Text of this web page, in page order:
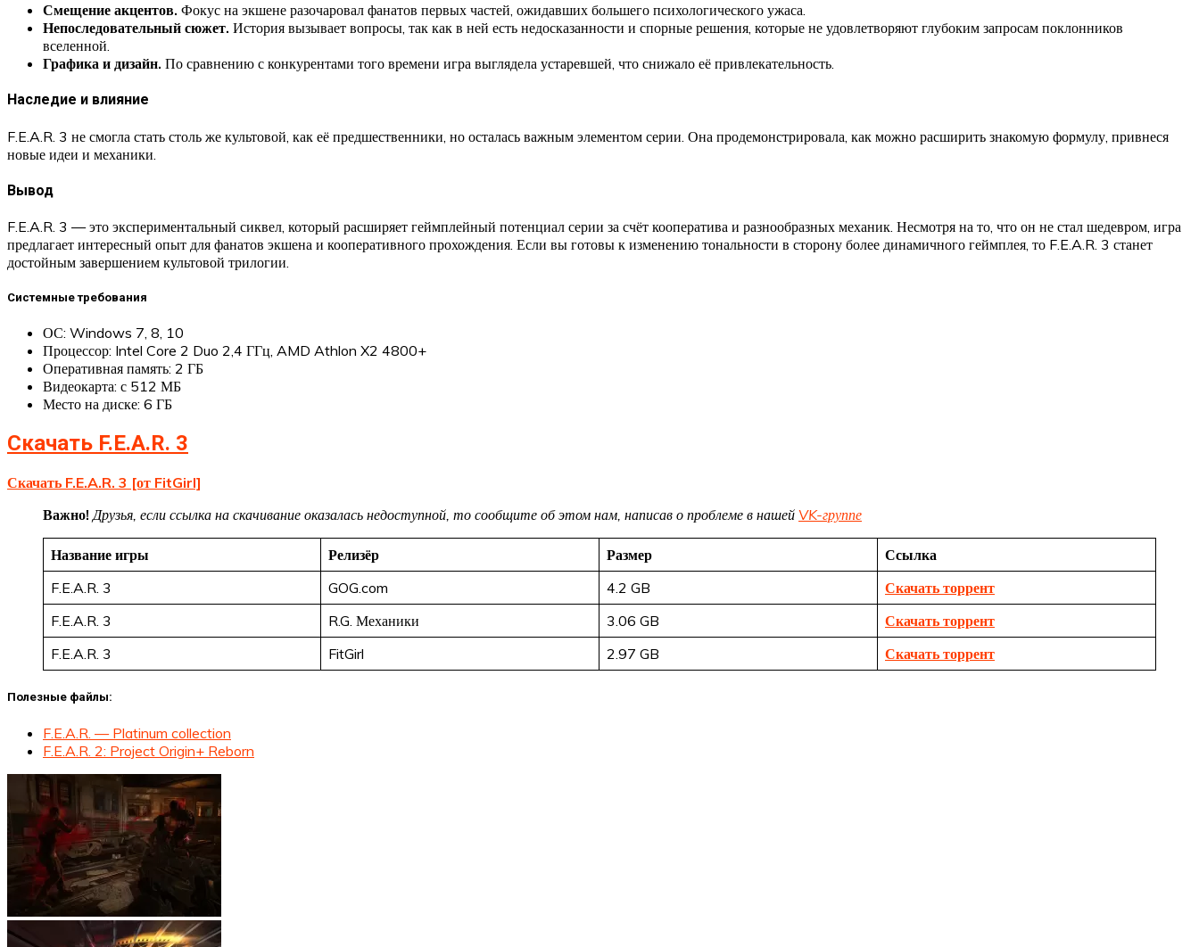
Смещение акцентов. Фокус на экшене разочаровал фанатов первых частей, ожидавших большего психологического ужаса.
Непоследовательный сюжет. История вызывает вопросы, так как в ней есть недосказанности и спорные решения, которые не удовлетворяют глубоким запросам поклонников
вселенной.
Графика и дизайн. По сравнению с конкурентами того времени игра выглядела устаревшей, что снижало её привлекательность.
Наследие и влияние
F.E.A.R. 3 не смогла стать столь же культовой, как её предшественники, но осталась важным элементом серии. Она продемонстрировала, как можно расширить знакомую формулу, привнеся
новые идеи и механики.
Вывод
F.E.A.R. 3 — это экспериментальный сиквел, который расширяет геймплейный потенциал серии за счёт кооператива и разнообразных механик. Несмотря на то, что он не стал шедевром, игра
предлагает интересный опыт для фанатов экшена и кооперативного прохождения. Если вы готовы к изменению тональности в сторону более динамичного геймплея, то F.E.A.R. 3 станет
достойным завершением культовой трилогии.
Системные требования
ОС: Windows 7, 8, 10
Процессор: Intel Core 2 Duo 2,4 ГГц, AMD Athlon X2 4800+
Оперативная память: 2 ГБ
Видеокарта: с 512 МБ
Место на диске: 6 ГБ
Скачать F.E.A.R. 3
Скачать F.E.A.R. 3 [от FitGirl]
Важно!Друзья, если ссылка на скачивание оказалась недоступной, то сообщите об этом нам, написав о проблеме в нашей VK-группе
Название игры Релизёр Размер
Ссылка
F.E.A.R. 3
GOG.com 4.2 GB
Скачать торрент
F.E.A.R. 3
R.G. Механики 3.06 GB
Скачать торрент
F.E.A.R. 3
FitGirl 2.97 GB Скачать торрент
Полезные файлы:
F.E.A.R. — Platinum collection
F.E.A.R. 2: Project Origin+ Reborn